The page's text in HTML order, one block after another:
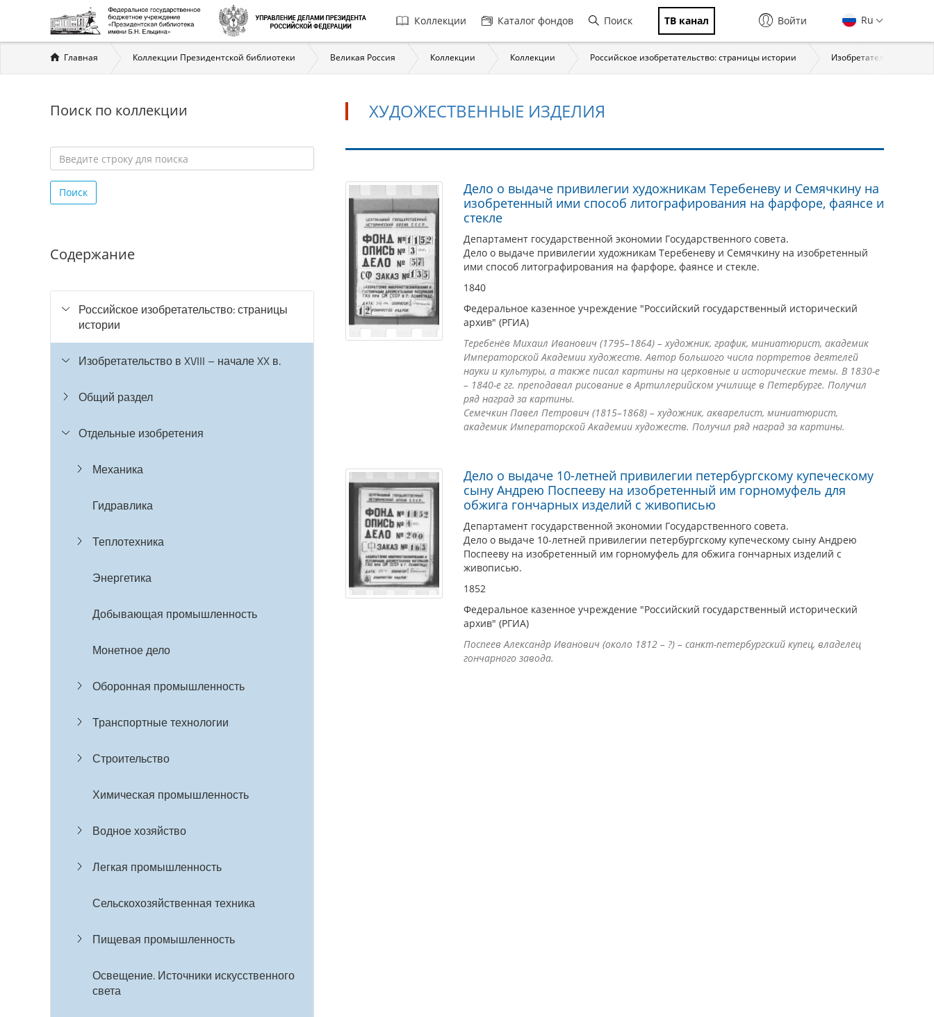
Главная
навигация
Коллекции Каталог фондов Поиск ТВ канал Ru
Войти
Вы
здесь
Главная Коллекции Президентской библиотеки Великая Россия Коллекции Коллекции Российское изобретательство: страницы истории Изобретательство в
Поиск по коллекции
строку
для
Поиск
Содержание
Российское изобретательство: страницы
истории
Изобретательство в XVIII – начале XX в.
Общий раздел
Отдельные изобретения
Механика
Гидравлика
Теплотехника
Энергетика
Добывающая промышленность
Монетное дело
Оборонная промышленность
Транспортные технологии
Строительство
Химическая промышленность
Водное хозяйство
Легкая промышленность
Сельскохозяйственная техника
Пищевая промышленность
Освещение. Источники искусственного
света
ХУДОЖЕСТВЕННЫЕ ИЗДЕЛИЯ
Художественные
изделия
Дело о выдаче привилегии художникам Теребеневу и Семячкину на
изобретенный ими способ литографирования на фарфоре, фаянсе и
стекле
Департамент государственной экономии Государственного совета.
Дело о выдаче привилегии художникам Теребеневу и Семячкину на изобретенный
ими способ литографирования на фарфоре, фаянсе и стекле.
1840
Федеральное казенное учреждение "Российский государственный исторический
архив" (РГИА)
Теребенёв Михаил Иванович (1795–1864) – художник, график, миниатюрист, академик
Императорской Академии художеств. Автор большого числа портретов деятелей
науки и культуры, а также писал картины на церковные и исторические темы. В 1830-е
– 1840-е гг. преподавал рисование в Артиллерийском училище в Петербурге. Получил
ряд наград за картины.
Семечкин Павел Петрович (1815–1868) – художник, акварелист, миниатюрист,
академик Императорской Академии художеств. Получил ряд наград за картины.
Дело о выдаче 10-летней привилегии петербургскому купеческому
сыну Андрею Поспееву на изобретенный им горномуфель для
обжига гончарных изделий с живописью
Департамент государственной экономии Государственного совета.
Дело о выдаче 10-летней привилегии петербургскому купеческому сыну Андрею
Поспееву на изобретенный им горномуфель для обжига гончарных изделий с
живописью.
1852
Федеральное казенное учреждение "Российский государственный исторический
архив" (РГИА)
Поспеев Александр Иванович (около 1812 – ?) – санкт-петербургский купец, владелец
гончарного завода.